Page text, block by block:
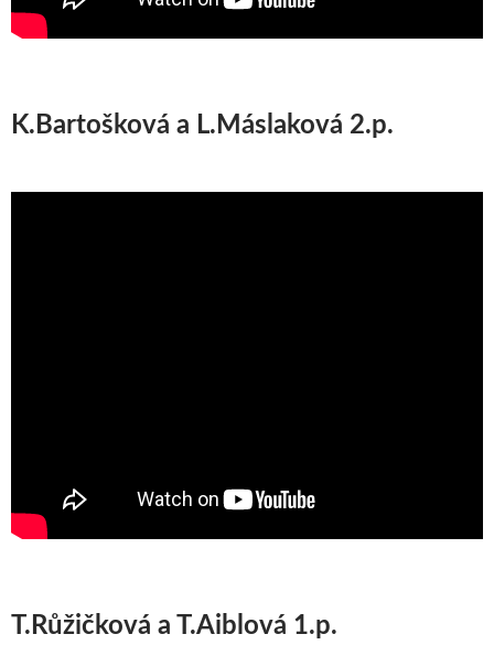
K.Bartošková a L.Máslaková 2.p.
T.Růžičková a T.Aiblová 1.p.